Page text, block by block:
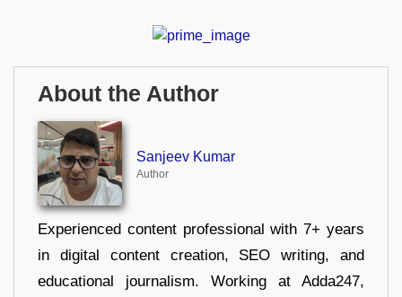
About the Author
Sanjeev Kumar
Author
Experienced content professional with 7+ years
in digital content creation, SEO writing, and
educational journalism. Working at Adda247,